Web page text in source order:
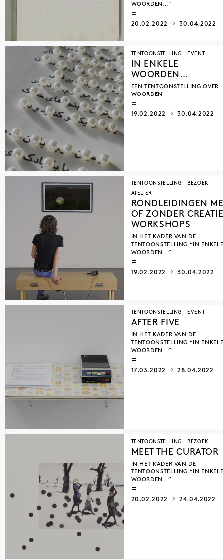
WOORDEN…”
20.02.2022 30.04.2022
TENTOONSTELLING EVENT
IN ENKELE
WOORDEN…
EEN TENTOONSTELLING OVER
WOORDEN
19.02.2022 30.04.2022
TENTOONSTELLING
BEZOEK
ATELIER
RONDLEIDINGEN
OF ZONDER
WORKSHOPS
IN HET KADER VAN DE
TENTOONSTELLING “IN ENKELE
WOORDEN…”
19.02.2022 30.04.2022
TENTOONSTELLING EVENT
AFTER FIVE
IN HET KADER VAN DE
TENTOONSTELLING “IN ENKELE
WOORDEN…”
17.03.2022 28.04.2022
TENTOONSTELLING BEZOEK
MEET THE CURATOR
IN HET KADER VAN DE
TENTOONSTELLING “IN ENKELE
WOORDEN…”
20.02.2022 24.04.2022